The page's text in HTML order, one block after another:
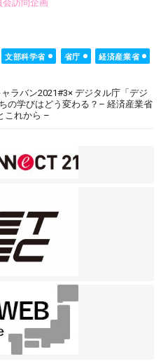
文部科学省 省庁
経済産業省
ラバン2021#3× デジタル庁「デジ
の学びはどう変わる？– 経済産業省
これから –